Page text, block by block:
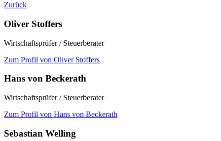
Zurück
Oliver Stoffers
Wirtschaftsprüfer / Steuerberater
Zum Profil von Oliver Stoffers
Hans von Beckerath
Wirtschaftsprüfer / Steuerberater
Zum Profil von Hans von Beckerath
Sebastian Welling